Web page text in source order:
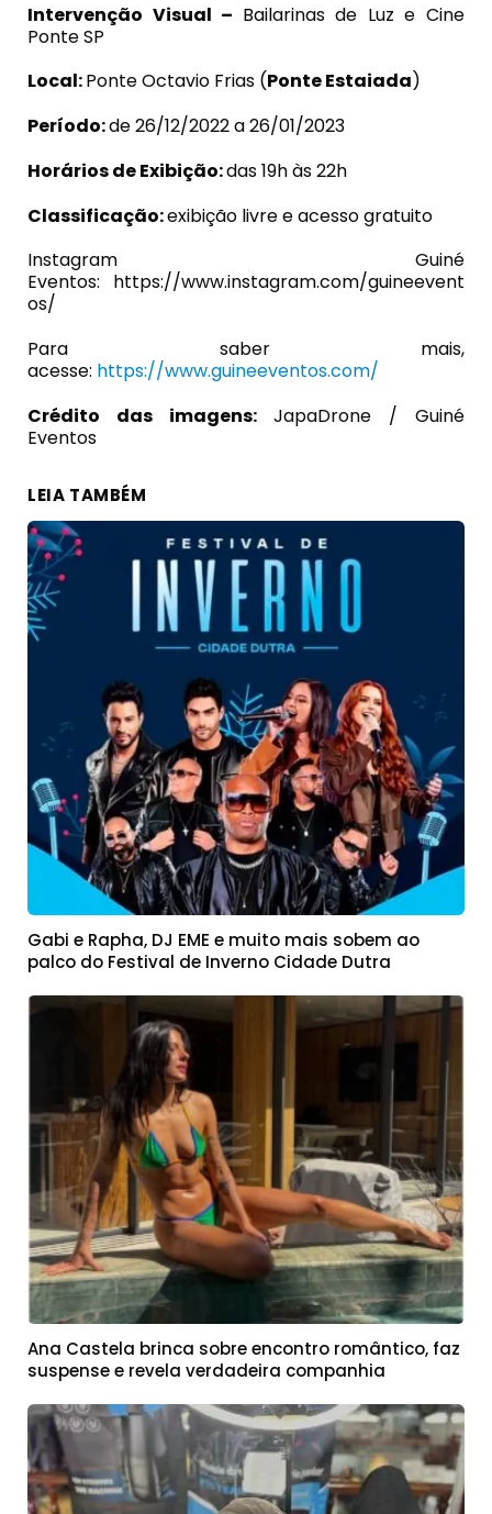
Intervenção Visual – Bailarinas de Luz e Cine
Ponte SP
Local:Ponte Octavio Frias (Ponte Estaiada)
Período:de 26/12/2022 a 26/01/2023
Horários de Exibição:das 19h às 22h
Classificação:exibição livre e acesso gratuito
Instagram Guiné
Eventos: https://www.instagram.com/guineevent
os/
Para saber mais,
acesse: https://www.guineeventos.com/
Crédito das imagens:JapaDrone / Guiné
Eventos
LEIA TAMBÉM
Gabi e Rapha, DJ EME e muito mais sobem ao
palco do Festival de Inverno Cidade Dutra
Ana Castela brinca sobre encontro romântico, faz
suspense e revela verdadeira companhia